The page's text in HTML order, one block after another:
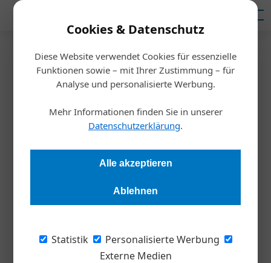
Cookies & Datenschutz
Diese Website verwendet Cookies für essenzielle
Funktionen sowie – mit Ihrer Zustimmung – für
Analyse und personalisierte Werbung.
Mehr Informationen finden Sie in unserer
Datenschutzerklärung.
Alle akzeptieren
Ablehnen
Statistik
Personalisierte Werbung
Externe Medien
Startseite/Persönlichkeiten
Ohne Ressourcen geht’s nicht
Redaktion 11.04.2019, 12:51 Uhr
Jens Bode ist Innovationsmanager bei Henkel. Wie man im
Lawinen gemeinsam haben, und wieso die Suche nach
Inspiration zunächst vor allem jede Menge neuer Probleme
Stephan Strzyzowski